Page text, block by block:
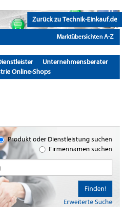
Zurück zu Technik-Einkauf.de
Marktübersichten A-Z
Unternehmensberater
Online-Shops
Produkt oder Dienstleistung suchen
Firmennamen suchen
Erweiterte Suche
Finden!